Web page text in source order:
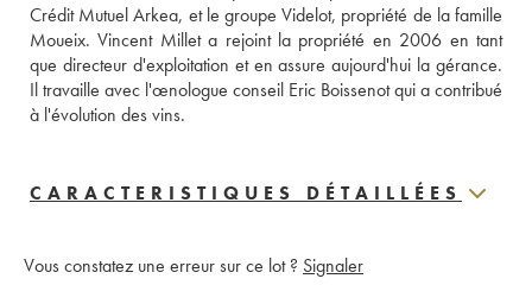
Crédit Mutuel Arkea, et le groupe Videlot, propriété de la famille
Moueix. Vincent Millet a rejoint la propriété en 2006 en tant
que directeur d'exploitation et en assure aujourd'hui la gérance.
Il travaille avec l'œnologue conseil Eric Boissenot qui a contribué
à l'évolution des vins.
CARACTERISTIQUES DÉTAILLÉES
Vous constatez une erreur sur ce lot ? Signaler